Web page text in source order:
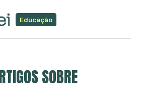
Educação
SOBRE